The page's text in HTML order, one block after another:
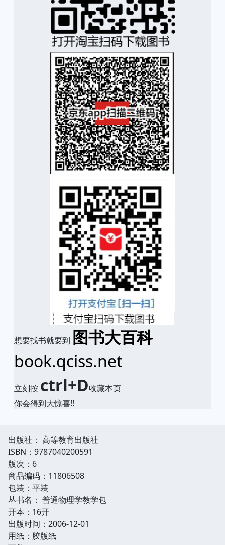
想要找书就要到 图书大百科
book.qciss.net
立刻按 ctrl+D收藏本页
你会得到大惊喜!!
出版社： 高等教育出版社
ISBN：9787040200591
版次：6
商品编码：11806508
包装：平装
丛书名： 普通物理学教学包
开本：16开
出版时间：2006-12-01
用纸：胶版纸